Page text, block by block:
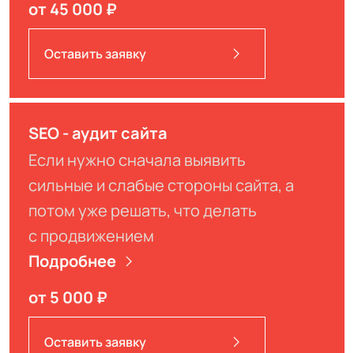
от 45 000 ₽
Оставить заявку
SEO - аудит сайта
Если нужно сначала выявить
сильные и слабые стороны сайта, а
потом уже решать, что делать
с продвижением
Подробнее
от 5 000 ₽
Оставить заявку